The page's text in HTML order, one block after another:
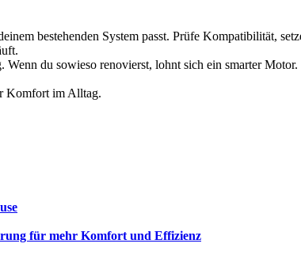
bestehenden System passt. Prüfe Kompatibilität,
du sowieso renovierst, lohnt sich ein smarter
Komfort im Alltag.
für mehr Komfort und Effizienz